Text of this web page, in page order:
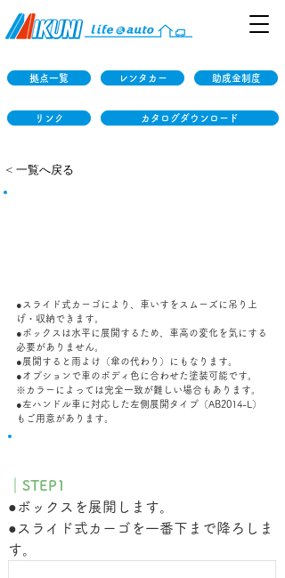
拠点一覧 レンタカー 助成金制度
リンク カタログダウンロード
< 一覧へ戻る
●スライド式カーゴにより、車いすをスムーズに吊り上
げ・収納できます。
●ボックスは水平に展開するため、車高の変化を気にする
必要がありません。
●展開すると雨よけ（傘の代わり）にもなります。
●オプションで車のボディ色に合わせた塗装可能です。
※カラーによっては完全一致が難しい場合もあります。
●左ハンドル車に対応した左側展開タイプ（AB2014-L）
もご用意があります。
｜STEP1
●ボックスを展開します。
●スライド式カーゴを一番下まで降ろしま
す。